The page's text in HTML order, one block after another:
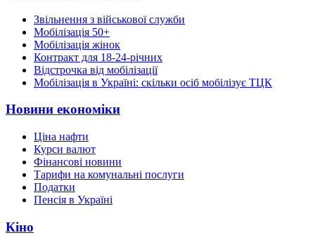
Звільнення з військової служби
Мобілізація 50+
Мобілізація жінок
Контракт для 18-24-річних
Відстрочка від мобілізації
Мобілізація в Україні: скільки осіб мобілізує ТЦК
Новини економіки
Ціна нафти
Курси валют
Фінансові новини
Тарифи на комунальні послуги
Податки
Пенсія в Україні
Кіно